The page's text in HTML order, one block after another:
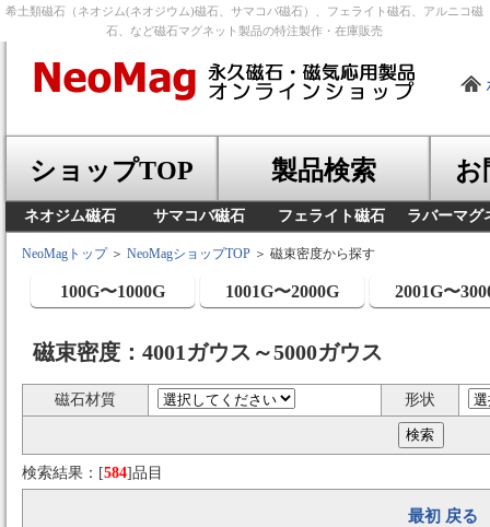
希土類磁石（ネオジム(ネオジウム)磁石、サマコバ磁石）、フェライト磁石、アルニコ磁
石、など磁石マグネット製品の特注製作・在庫販売
ショップTOP 製品検索 お
ネオジム磁石 サマコバ磁石 フェライト磁石 ラバーマグ
NeoMagトップ＞ NeoMagショップTOP ＞ 磁束密度から探す
100G〜1000G 1001G〜2000G 2001G〜
磁束密度：4001ガウス～5000ガウス
磁石材質 形状
検索結果：[584]品目
最初 戻る